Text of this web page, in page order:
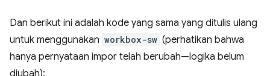
Dan berikut ini adalah kode yang sama yang ditulis ulang
untuk menggunakan workbox-sw (perhatikan bahwa
hanya pernyataan impor telah berubah—logika belum
diubah):